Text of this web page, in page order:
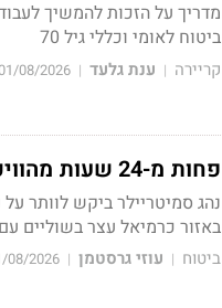
מדריך על הזכות להמשיך
ביטוח לאומי וכללי גיל 70
קריירה | ענת גלעד |
08/2026
פחות מ-24 שעות מהוויכוח: אירוע מוחי הוכר כתאונת עבודה
נהג סמיטריילר ביקש לוותר
באזור כרמיאל עצר בשוליים
ביטוח | עוזי גרסטמן |
08/2026